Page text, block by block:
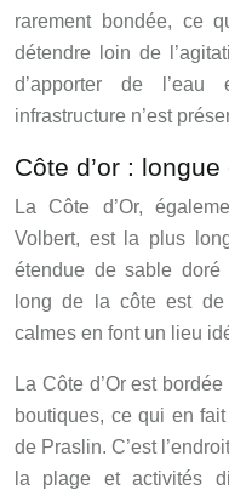
rarement bondée, ce
détendre loin de
d’apporter de
infrastructure n’est
Côte d’or :
La Côte d’Or,
Volbert, est la plus
étendue de sable doré
long de la côte est
calmes en font un lieu
La Côte d’Or est
boutiques, ce qui en
de Praslin. C’est
la plage et activités